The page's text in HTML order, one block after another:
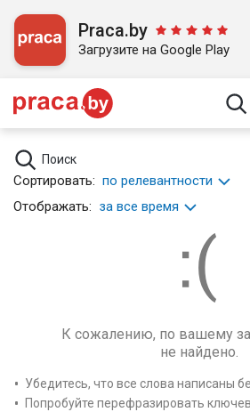
Praca.by
Загрузите на Google Play
Поиск
Сортировать: по релевантности
Отображать: за все время
К сожалению, по вашему
не найдено.
Убедитесь, что все слова написаны
Попробуйте перефразировать